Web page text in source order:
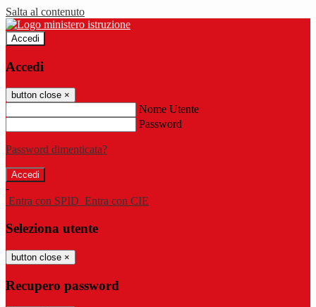
Salta al contenuto
Accedi
Accedi
button close ×
Nome Utente
Password
Password dimenticata?
-
Entra con SPID Entra con CIE
Seleziona utente
button close ×
Recupero password